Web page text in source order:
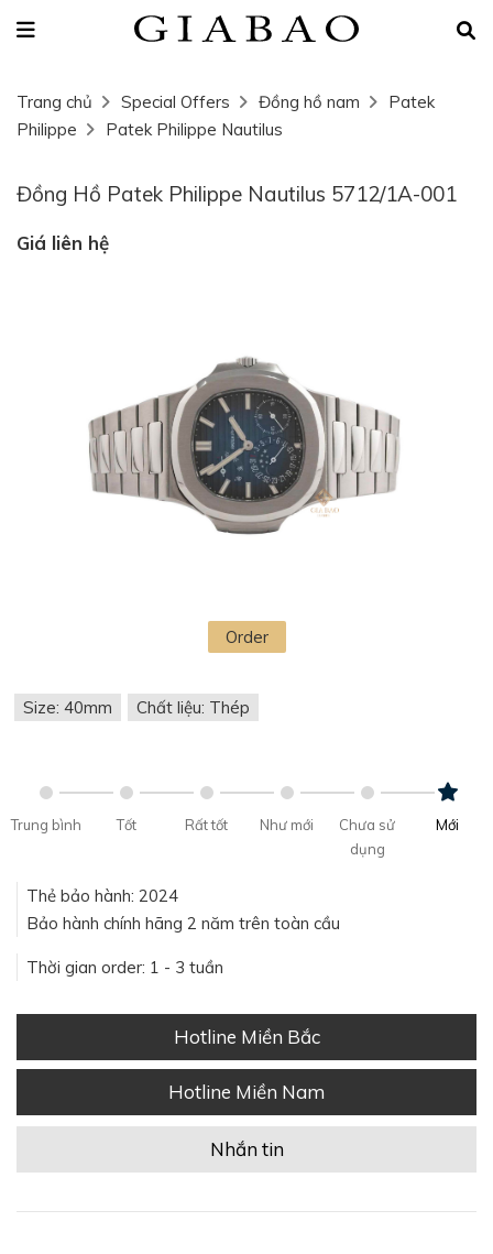
Trang chủ Special Offers Đồng hồ nam
Patek
Philippe
Patek Philippe Nautilus
Đồng Hồ Patek Philippe Nautilus 5712/1A-001
Giá liên hệ
Order
Size: 40mm Chất liệu: Thép
Trung bình Tốt Rất tốt Như mới
Chưa sử
dụng
Mới
Thẻ bảo hành: 2024
Bảo hành chính hãng 2 năm trên toàn cầu
Thời gian order: 1 - 3 tuần
Hotline Miền Bắc
Hotline Miền Nam
Nhắn tin